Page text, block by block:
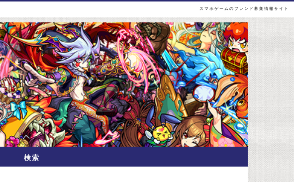
スマホゲームのフレンド募集情報サイト
検索